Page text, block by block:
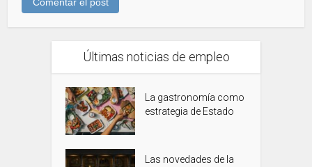
Últimas noticias de empleo
La gastronomía como
estrategia de Estado
Las novedades de la